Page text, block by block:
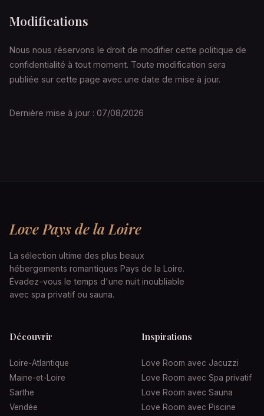
Modifications
Nous nous réservons le droit de modifier cette politique de
confidentialité à tout moment. Toute modification sera
publiée sur cette page avec une date de mise à jour.
Dernière mise à jour : 07/08/2026
Love Pays de la Loire
La sélection ultime des plus beaux
hébergements romantiques Pays de la Loire.
Évadez-vous le temps d'une nuit inoubliable
avec spa privatif ou sauna.
Découvrir
Loire-Atlantique
Maine-et-Loire
Sarthe
Vendée
Inspirations
Love Room avec Jacuzzi
Love Room avec Spa privatif
Love Room avec Sauna
Love Room avec Piscine